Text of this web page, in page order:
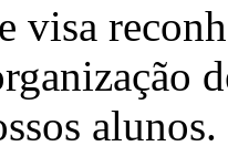
visa
alunos.